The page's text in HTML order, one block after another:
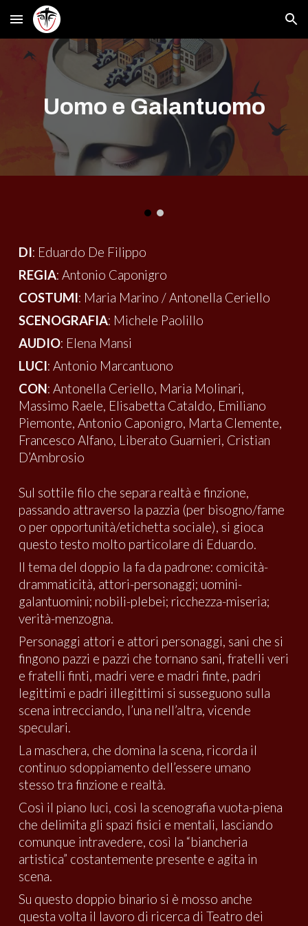
Skip to main content Skip to navigation
Uomo e Galantuomo
DI: Eduardo De Filippo
REGIA: Antonio Caponigro
COSTUMI: Maria Marino / Antonella Ceriello
SCENOGRAFIA: Michele Paolillo
AUDIO: Elena Mansi
LUCI: Antonio Marcantuono
CON: Antonella Ceriello, Maria Molinari,
Massimo Raele, Elisabetta Cataldo, Emiliano
Piemonte, Antonio Caponigro, Marta Clemente,
Francesco Alfano, Liberato Guarnieri, Cristian
D’Ambrosio
Sul sottile filo che separa realtà e finzione,
passando attraverso la pazzia (per bisogno/fame
o per opportunità/etichetta sociale), si gioca
questo testo molto particolare di Eduardo.
Il tema del doppio la fa da padrone: comicità-
drammaticità, attori-personaggi; uomini-
galantuomini; nobili-plebei; ricchezza-miseria;
verità-menzogna.
Personaggi attori e attori personaggi, sani che si
fingono pazzi e pazzi che tornano sani, fratelli veri
e fratelli finti, madri vere e madri finte, padri
legittimi e padri illegittimi si susseguono sulla
scena intrecciando, l’una nell’altra, vicende
speculari.
La maschera, che domina la scena, ricorda il
continuo sdoppiamento dell’essere umano
stesso tra finzione e realtà.
Così il piano luci, così la scenografia vuota-piena
che delimita gli spazi fisici e mentali, lasciando
comunque intravedere, così la “biancheria
artistica” costantemente presente e agita in
scena.
Su questo doppio binario si è mosso anche
questa volta il lavoro di ricerca di Teatro dei